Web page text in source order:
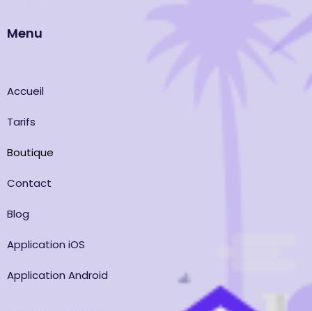
Menu
Accueil
Tarifs
Boutique
Contact
Blog
Application iOS
Application Android